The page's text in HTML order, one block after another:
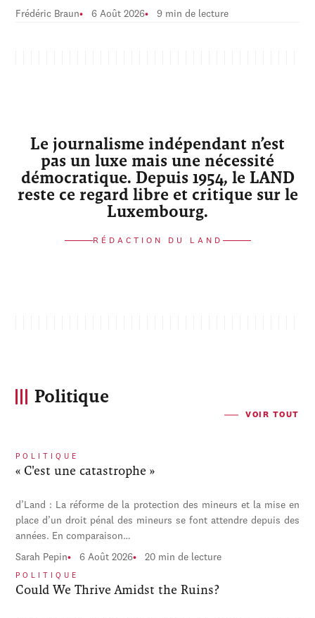
Frédéric Braun 6 Août 2026 9 min de lecture
Le journalisme indépendant n’est
pas un luxe mais une nécessité
démocratique. Depuis 1954, le LAND
reste ce regard libre et critique sur le
Luxembourg.
RÉDACTION DU LAND
Politique
VOIR TOUT
POLITIQUE
« C'est une catastrophe »
d’Land : La réforme de la protection des mineurs et la mise en
place d’un droit pénal des mineurs se font attendre depuis des
années. En comparaison…
Sarah Pepin 6 Août 2026 20 min de lecture
POLITIQUE
Could We Thrive Amidst the Ruins?